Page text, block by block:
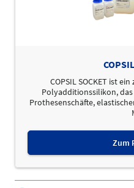
COPSIL SOCKET ist
Polyadditionssilikon,
Prothesenschäfte,
Zum